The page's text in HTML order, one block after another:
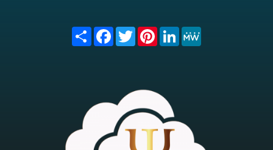
Share FacebookTwitterPinterest
LinkedIn